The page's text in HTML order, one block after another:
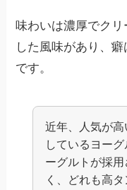
味わいは濃厚でク
した風味があり、
です。
近年、人気が
しているヨー
ーグルトが採
く、どれも高